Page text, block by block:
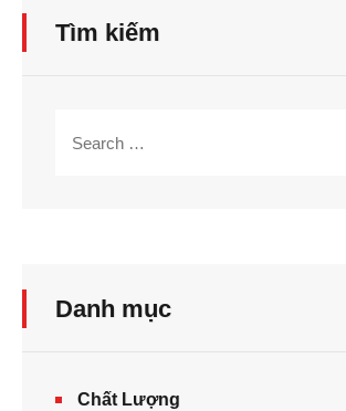
Tìm kiếm
Danh mục
Chất Lượng